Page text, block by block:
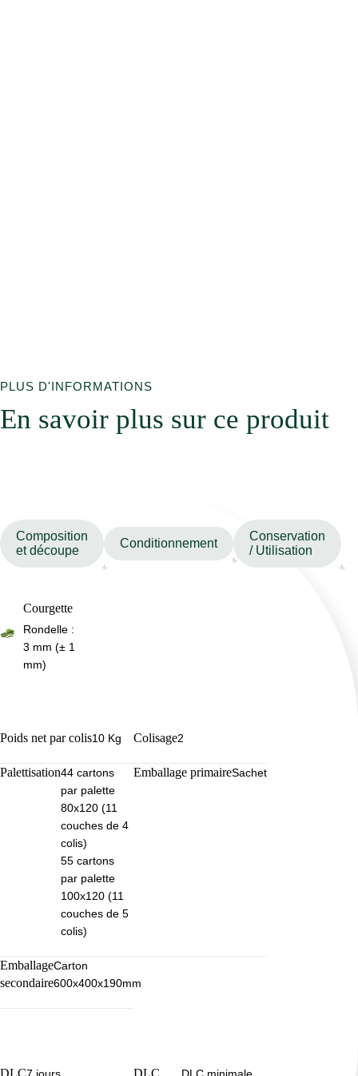
PLUS D'INFORMATIONS
En savoir plus sur ce produit
Composition
et découpe
Conditionnement
Conservation
/ Utilisation
Courgette
Rondelle :
3 mm (± 1
mm)
Poids net par colis10 Kg Colisage2
Palettisation44 cartons
par palette
80x120 (11
couches de 4
colis)
55 cartons
par palette
100x120 (11
couches de 5
colis)
Emballage primaireSachet
Emballage
secondaire
Carton
600x400x190mm
DLC DLC